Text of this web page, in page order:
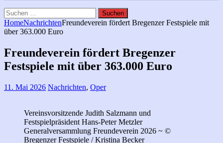
Suchen
nach:
HomeNachrichtenFreundeverein fördert Bregenzer Festspiele mit
über 363.000 Euro
Freundeverein fördert Bregenzer
Festspiele mit über 363.000 Euro
11. Mai 2026 Nachrichten, Oper
Vereinsvorsitzende Judith Salzmann und
Festspielpräsident Hans-Peter Metzler
Generalversammlung Freundeverein 2026 ~ ©
Bregenzer Festspiele / Kristina Becker